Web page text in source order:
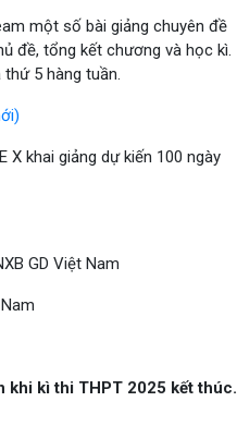
một số bài giảng chuyên đề
đề, tổng kết chương và học kì.
5 hàng tuần.
X khai giảng dự kiến 100 ngày
GD Việt Nam
khi kì thi THPT 2025 kết thúc.